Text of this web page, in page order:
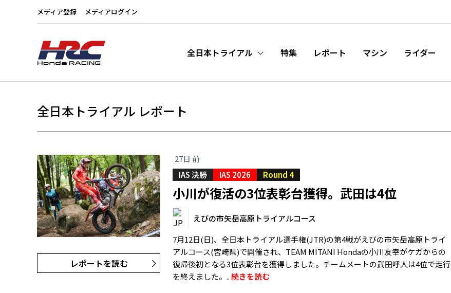
メディア登録 メディアログイン
全日本トライアル 特集 レポート マシン ライダー
全日本トライアル レポート
レポートを読む
27日 前
IAS 決勝
IAS 2026 Round 4
小川が復活の3位表彰台獲得。武田は4位
えびの市矢岳高原トライアルコース
7月12日(日)、全日本トライアル選手権(JTR)の第4戦がえびの市矢岳高原トライ
アルコース(宮崎県)で開催され、TEAM MITANI Hondaの小川友幸がケガからの
復帰後初となる3位表彰台を獲得しました。チームメートの武田呼人は4位で走行
を終えました。..続きを読む